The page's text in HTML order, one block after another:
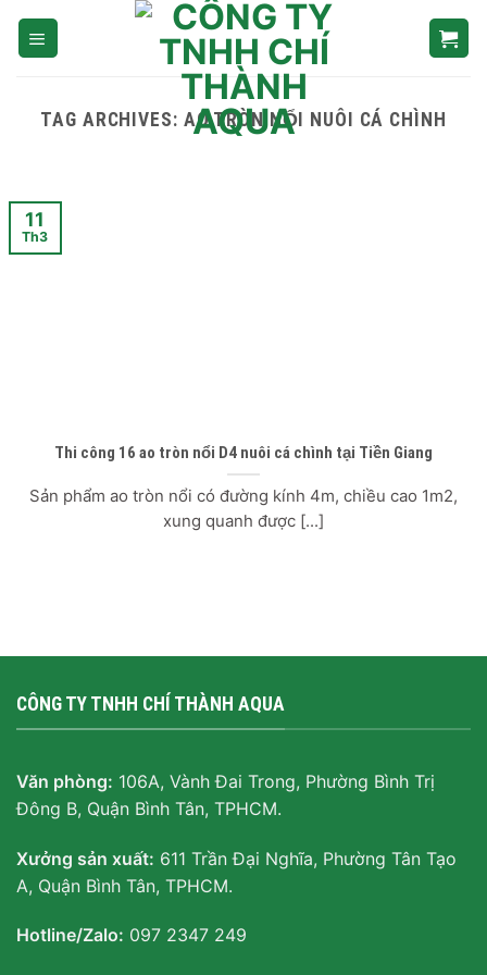
Skip
TAG ARCHIVES: AO TRÒN NỔI NUÔI CÁ CHÌNH
Thi công 16 ao tròn nổi D4 nuôi cá chình tại Tiền Giang
Sản phẩm ao tròn nổi có đường kính 4m, chiều cao 1m2,
xung quanh được [...]
11
Th3
CÔNG TY TNHH CHÍ THÀNH AQUA
Văn phòng: 106A, Vành Đai Trong, Phường Bình Trị
Đông B, Quận Bình Tân, TPHCM.
Xưởng sản xuất: 611 Trần Đại Nghĩa, Phường Tân Tạo
A, Quận Bình Tân, TPHCM.
Hotline/Zalo: 097 2347 249